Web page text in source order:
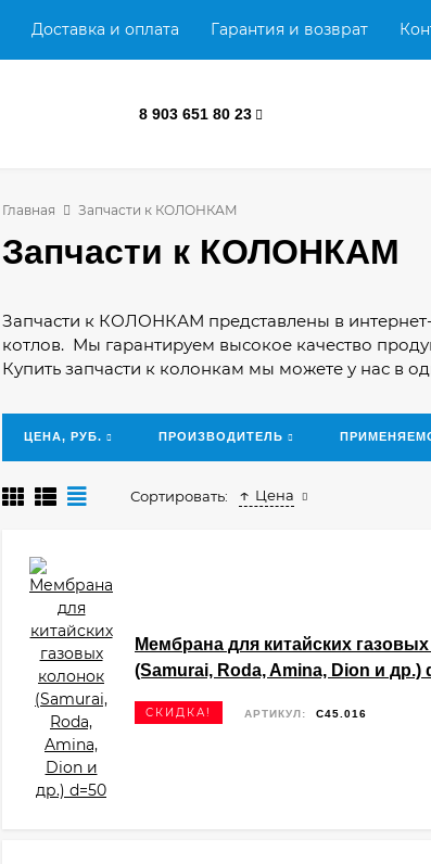
Доставка и оплата Гарантия и возврат
8 903 651 80 23
Главная Запчасти к КОЛОНКАМ
Запчасти к КОЛОНКАМ
Запчасти к КОЛОНКАМ представлены в
котлов. Мы гарантируем высокое качество
Купить запчасти к колонкам мы можете у нас в
ЦЕНА, РУБ. ПРОИЗВОДИТЕЛЬ
Сортировать: Цена
Мембрана для китайских
(Samurai, Roda, Amina, Dion и др.)
СКИДКА! АРТИКУЛ: C45.016